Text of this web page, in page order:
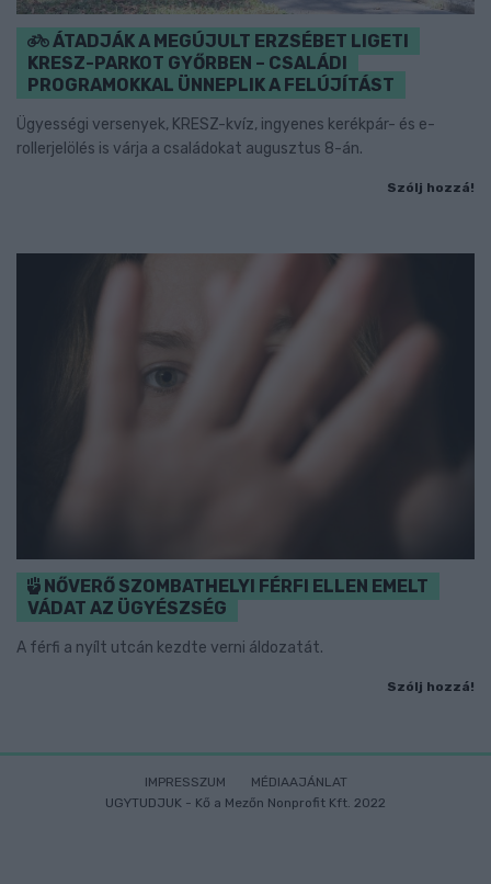
ÁTADJÁK A MEGÚJULT ERZSÉBET LIGETI
KRESZ-PARKOT GYŐRBEN – CSALÁDI
PROGRAMOKKAL ÜNNEPLIK A FELÚJÍTÁST
Ügyességi versenyek, KRESZ-kvíz, ingyenes kerékpár- és e-
rollerjelölés is várja a családokat augusztus 8-án.
Szólj hozzá!
NŐVERŐ SZOMBATHELYI FÉRFI ELLEN EMELT
VÁDAT AZ ÜGYÉSZSÉG
A férfi a nyílt utcán kezdte verni áldozatát.
Szólj hozzá!
IMPRESSZUM
MÉDIAAJÁNLAT
UGYTUDJUK - Kő a Mezőn Nonprofit Kft. 2022